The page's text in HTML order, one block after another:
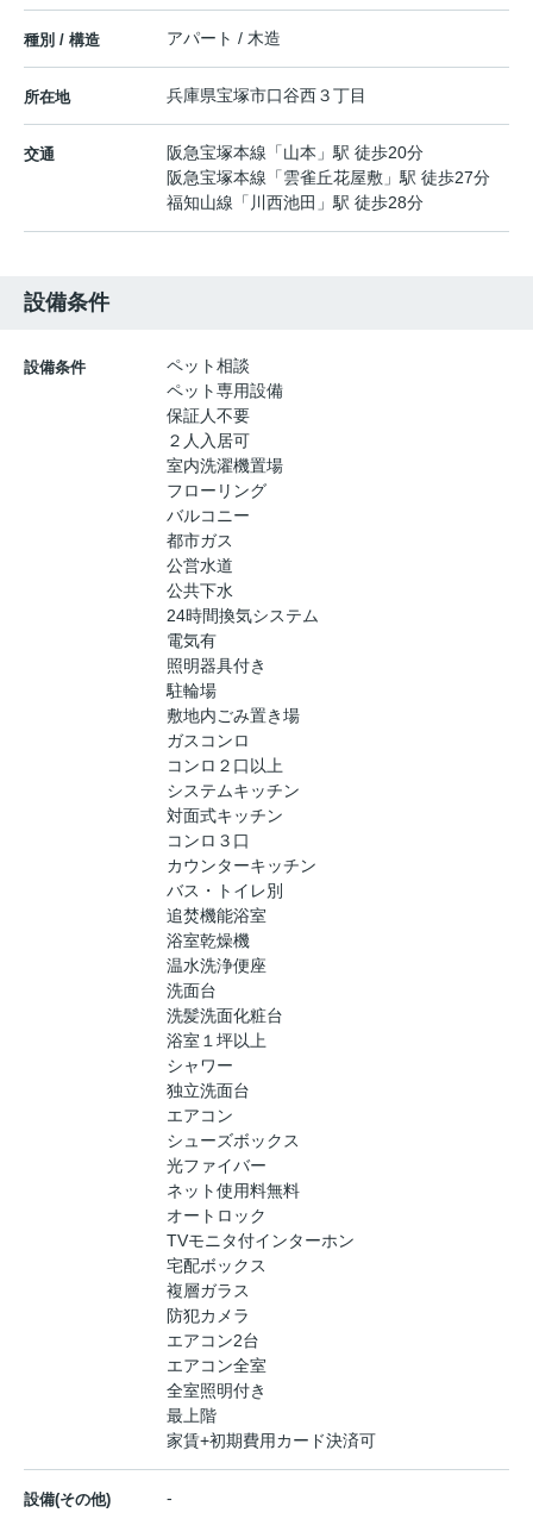
種別 / 構造 アパート / 木造
所在地 兵庫県宝塚市口谷西３丁目
交通 阪急宝塚本線 「山本 」駅 徒歩20分
阪急宝塚本線 「雲雀丘花屋敷 」駅 徒歩27分
福知山線 「 川西池田 」駅 徒歩28分
設備条件
設備条件
ペット相談
ペット専用設備
保証人不要
２人入居可
室内洗濯機置場
フローリング
バルコニー
都市ガス
公営水道
公共下水
24時間換気システム
電気有
照明器具付き
駐輪場
敷地内ごみ置き場
ガスコンロ
コンロ２口以上
システムキッチン
対面式キッチン
コンロ３口
カウンターキッチン
バス・トイレ別
追焚機能浴室
浴室乾燥機
温水洗浄便座
洗面台
洗髪洗面化粧台
浴室１坪以上
シャワー
独立洗面台
エアコン
シューズボックス
光ファイバー
ネット使用料無料
オートロック
TVモニタ付インターホン
宅配ボックス
複層ガラス
防犯カメラ
エアコン2台
エアコン全室
全室照明付き
最上階
家賃+初期費用カード決済可
設備(その他) -